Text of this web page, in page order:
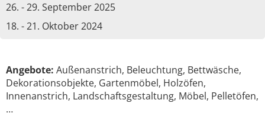
26. - 29. September 2025
18. - 21. Oktober 2024
Angebote: Außenanstrich, Beleuchtung, Bettwäsche,
Dekorationsobjekte, Gartenmöbel, Holzöfen,
Innenanstrich, Landschaftsgestaltung, Möbel, Pelletöfen,
…